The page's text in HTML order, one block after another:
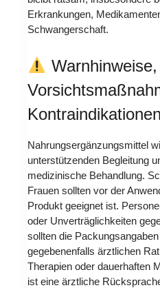
Erkrankungen,
Schwangerschaft.
Warnhinweise,
Kontraindikationen
Nahrungsergänzungsmittel
unterstützenden Begleitung
medizinische Behandlung.
Frauen sollten vor der
Produkt geeignet ist.
oder Unverträglichkeiten
sollten die
gegebenenfalls ärztlichen
Therapien oder dauerhaften
ist eine ärztliche